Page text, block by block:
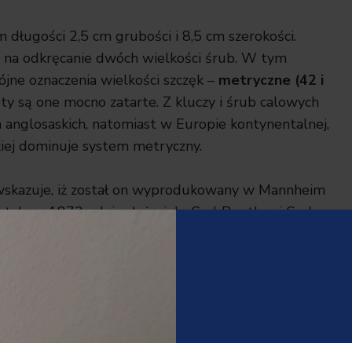
2,5 cm grubości i 8,5 cm szerokości.
odkręcanie dwóch wielkości śrub. W tym
oznaczenia wielkości szczęk – metryczne (42 i
są one mocno zatarte. Z kluczy i śrub calowych
natomiast w Europie kontynentalnej,
dominuje system metryczny.
iż został on wyprodukowany w Mannheim
w 1872 r. Jej założyciele Carl Reuther i Carl